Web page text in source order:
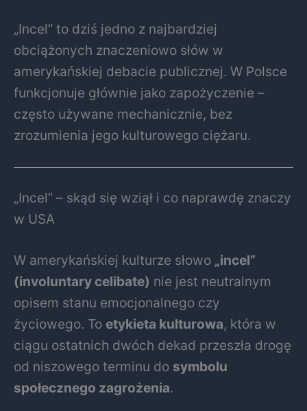
„Incel” to dziś jedno z najbardziej
obciążonych znaczeniowo słów w
amerykańskiej debacie publicznej. W Polsce
funkcjonuje głównie jako zapożyczenie –
często używane mechanicznie, bez
zrozumienia jego kulturowego ciężaru.
„Incel” – skąd się wziął i co naprawdę znaczy
w USA
W amerykańskiej kulturze słowo „incel”
(involuntary celibate) nie jest neutralnym
opisem stanu emocjonalnego czy
życiowego. To etykieta kulturowa, która w
ciągu ostatnich dwóch dekad przeszła drogę
od niszowego terminu do symbolu
społecznego zagrożenia.